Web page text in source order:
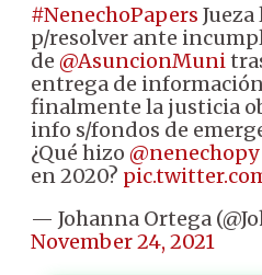
#NenechoPapers
p/resolver ante
de @AsuncionMuni
entrega de
finalmente la justicia
info s/fondos de
¿Qué hizo @nenechopy
en 2020?
— Johanna Ortega
November 24, 2021